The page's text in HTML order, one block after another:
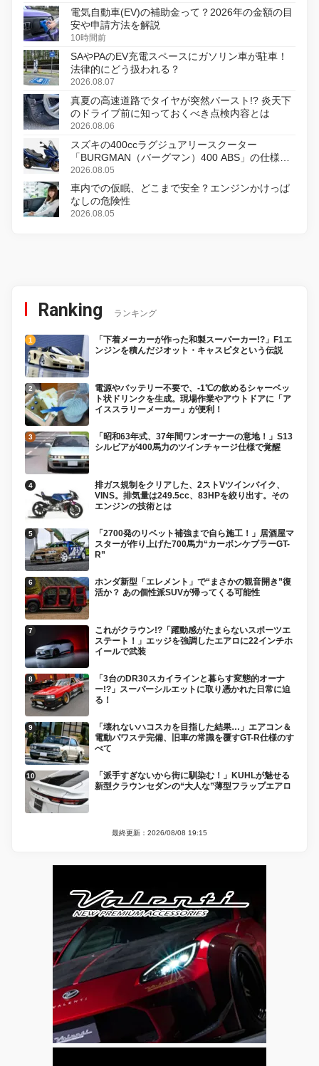
電気自動車(EV)の補助金って？2026年の金額の目
安や申請方法を解説
10時間前
SAやPAのEV充電スペースにガソリン車が駐車！
法律的にどう扱われる？
2026.08.07
真夏の高速道路でタイヤが突然バースト!? 炎天下
のドライブ前に知っておくべき点検内容とは
2026.08.06
スズキの400ccラグジュアリースクーター
「BURGMAN（バーグマン）400 ABS」の仕様を
変更し、8月18日に発売
2026.08.05
車内での仮眠、どこまで安全？エンジンかけっぱ
なしの危険性
2026.08.05
Ranking ランキング
「下着メーカーが作った和製スーパーカー!?」F1エ
ンジンを積んだジオット・キャスピタという伝説
電源やバッテリー不要で、-1℃の飲めるシャーベッ
ト状ドリンクを生成。現場作業やアウトドアに「ア
イススラリーメーカー」が便利！
「昭和63年式、37年間ワンオーナーの意地！」S13
シルビアが400馬力のツインチャージ仕様で覚醒
排ガス規制をクリアした、2ストVツインバイク、
VINS。排気量は249.5cc、83HPを絞り出す。その
エンジンの技術とは
「2700発のリベット補強まで自ら施工！」居酒屋マ
スターが作り上げた700馬力“カーボンケブラーGT-
R”
ホンダ新型「エレメント」で“まさかの観音開き”復
活か？ あの個性派SUVが帰ってくる可能性
これがクラウン!?「躍動感がたまらないスポーツエ
ステート！」エッジを強調したエアロに22インチホ
イールで武装
「3台のDR30スカイラインと暮らす変態的オーナ
ー!?」スーパーシルエットに取り憑かれた日常に迫
る！
「壊れないハコスカを目指した結果…」エアコン＆
電動パワステ完備、旧車の常識を覆すGT-R仕様のす
べて
「派手すぎないから街に馴染む！」KUHLが魅せる
新型クラウンセダンの“大人な”薄型フラップエアロ
最終更新：2026/08/08 19:15